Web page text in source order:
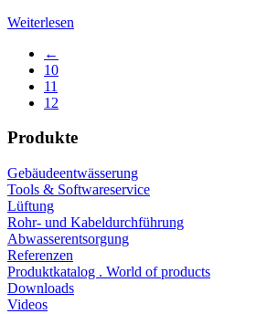
Weiterlesen
←
10
11
12
Produkte
Gebäudeentwässerung
Tools & Softwareservice
Lüftung
Rohr- und Kabeldurchführung
Abwasserentsorgung
Referenzen
Produktkatalog . World of products
Downloads
Videos